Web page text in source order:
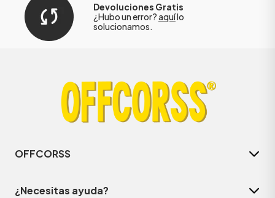
Devoluciones Gratis
¿Hubo un error?aquílo
solucionamos.
OFFCORSS
¿Necesitas ayuda?